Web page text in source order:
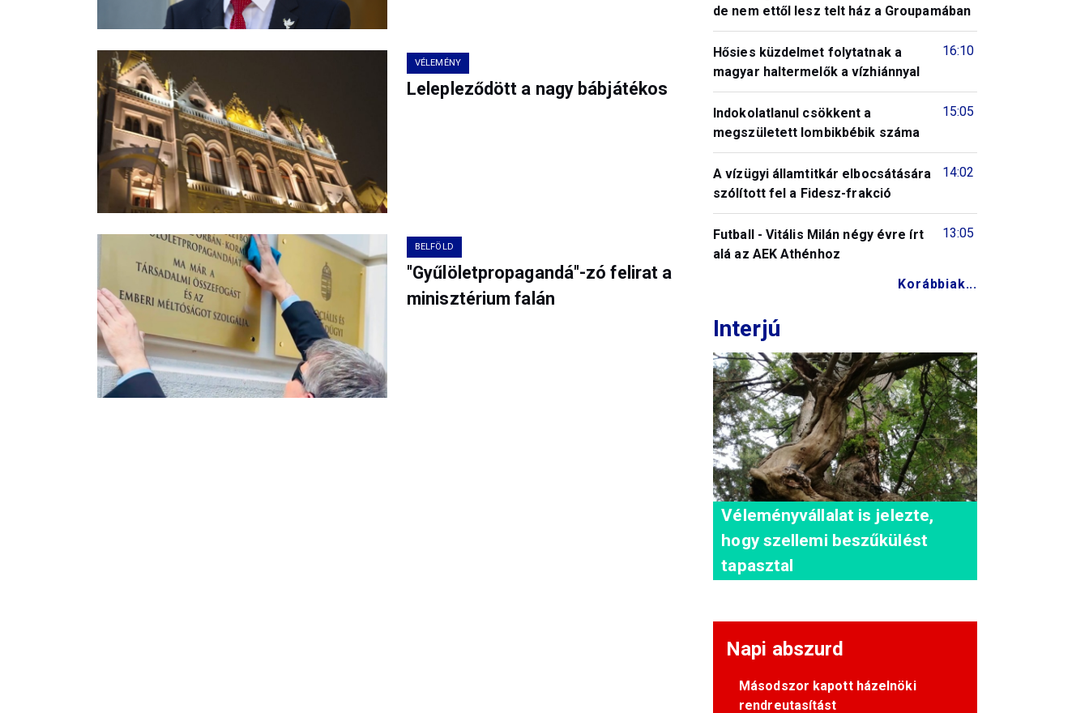
VÉLEMÉNY
Lelepleződött a nagy bábjátékos
BELFÖLD
"Gyűlöletpropagandá"-zó felirat a
minisztérium falán
de nem ettől lesz telt ház a Groupamában
16:10
Hősies küzdelmet folytatnak a
magyar haltermelők a vízhiánnyal
15:05
Indokolatlanul csökkent a
megszületett lombikbébik száma
14:02
A vízügyi államtitkár elbocsátására
szólított fel a Fidesz-frakció
13:05
Futball - Vitális Milán négy évre írt
alá az AEK Athénhoz
Korábbiak...
Interjú
Véleményvállalat is jelezte,
hogy szellemi beszűkülést
tapasztal
Napi abszurd
Másodszor kapott házelnöki
rendreutasítást